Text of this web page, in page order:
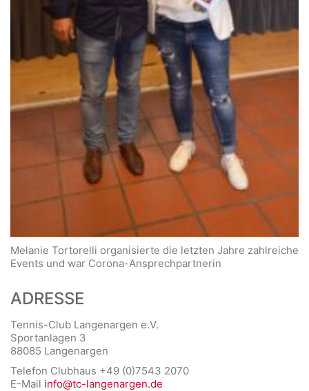
Melanie Tortorelli organisierte die letzten Jahre zahlreiche
Events und war Corona-Ansprechpartnerin
ADRESSE
Tennis-Club Langenargen e.V.
Sportanlagen 3
88085 Langenargen
Telefon Clubhaus +49 (0)7543 2070
E-Mail info@tc-langenargen.de